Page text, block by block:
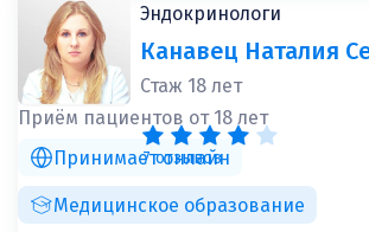
7 отзывов
Эндокринологи
Канавец Наталия
Стаж 18 лет
Приём пациентов от 18 лет
Принимает онлайн
Медицинское образование